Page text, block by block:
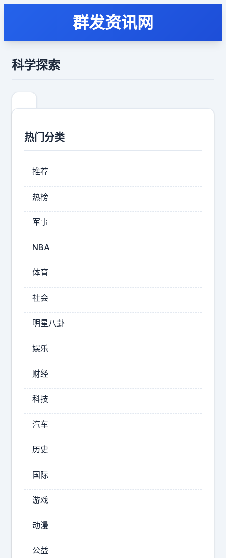
群发资讯网
科学探索
我
概
感
受
了
2026-
08-
07
23:02
梦
深
娱
乐
我
大
明
热门分类
推荐
热榜
军事
NBA
体育
社会
明星八卦
娱乐
财经
科技
汽车
历史
国际
游戏
动漫
公益